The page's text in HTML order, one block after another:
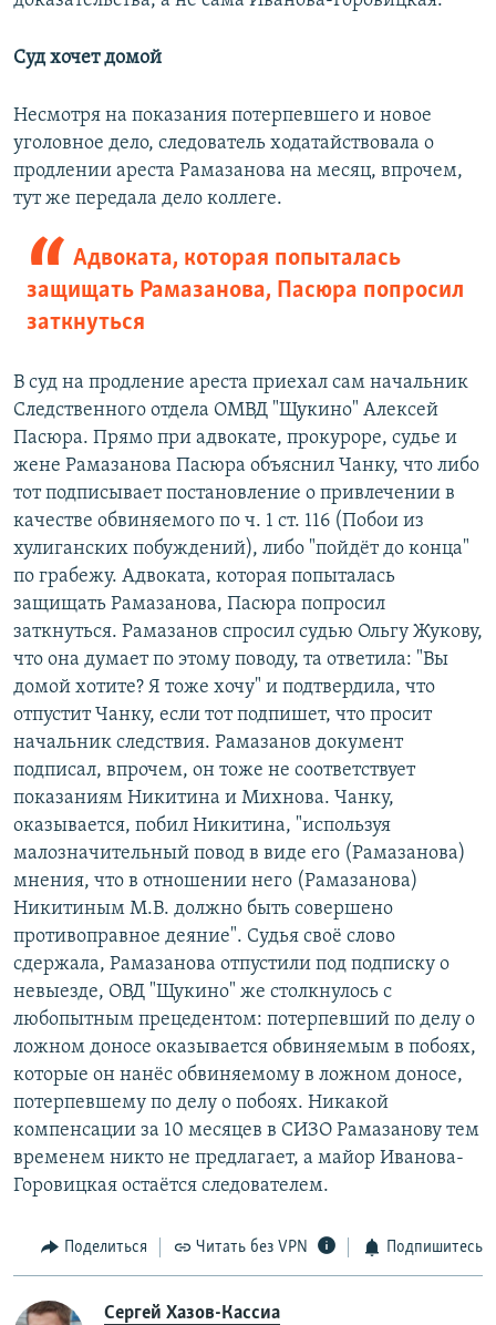
Суд хочет домой
Несмотря на показания потерпевшего и новое
уголовное дело, следователь ходатайствовала о
продлении ареста Рамазанова на месяц, впрочем,
тут же передала дело коллеге.
Адвоката, которая попыталась
защищать Рамазанова, Пасюра попросил
заткнуться
В суд на продление ареста приехал сам начальник
Следственного отдела ОМВД "Щукино" Алексей
Пасюра. Прямо при адвокате, прокуроре, судье и
жене Рамазанова Пасюра объяснил Чанку, что либо
тот подписывает постановление о привлечении в
качестве обвиняемого по ч. 1 ст. 116 (Побои из
хулиганских побуждений), либо "пойдёт до конца"
по грабежу. Адвоката, которая попыталась
защищать Рамазанова, Пасюра попросил
заткнуться. Рамазанов спросил судью Ольгу Жукову,
что она думает по этому поводу, та ответила: "Вы
домой хотите? Я тоже хочу" и подтвердила, что
отпустит Чанку, если тот подпишет, что просит
начальник следствия. Рамазанов документ
подписал, впрочем, он тоже не соответствует
показаниям Никитина и Михнова. Чанку,
оказывается, побил Никитина, "используя
малозначительный повод в виде его (Рамазанова)
мнения, что в отношении него (Рамазанова)
Никитиным М.В. должно быть совершено
противоправное деяние". Судья своё слово
сдержала, Рамазанова отпустили под подписку о
невыезде, ОВД "Щукино" же столкнулось с
любопытным прецедентом: потерпевший по делу о
ложном доносе оказывается обвиняемым в побоях,
которые он нанёс обвиняемому в ложном доносе,
потерпевшему по делу о побоях. Никакой
компенсации за 10 месяцев в СИЗО Рамазанову тем
временем никто не предлагает, а майор Иванова-
Горовицкая остаётся следователем.
Поделиться Читать без VPN Подпишитесь
Сергей Хазов-Кассиа